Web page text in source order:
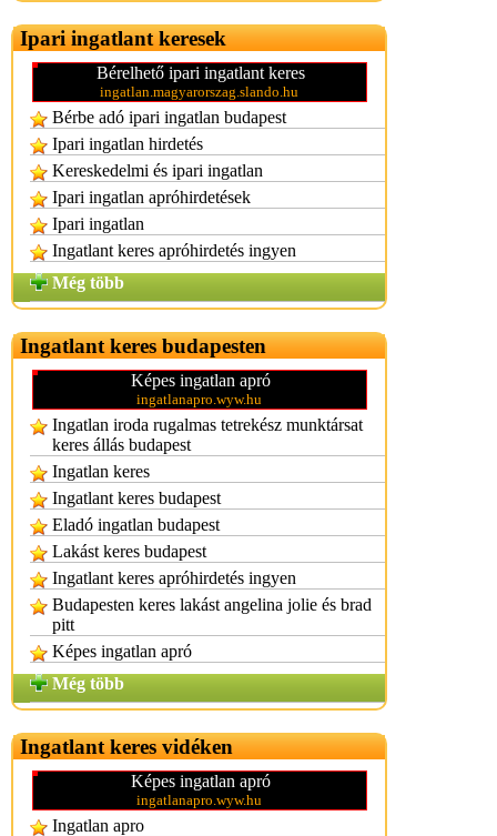
Ipari ingatlant keresek
Bérelhető ipari ingatlant keres
ingatlan.magyarorszag.slando.hu
Bérbe adó ipari ingatlan budapest
Ipari ingatlan hirdetés
Kereskedelmi és ipari ingatlan
Ipari ingatlan apróhirdetések
Ipari ingatlan
Ingatlant keres apróhirdetés ingyen
Még több
Ingatlant keres budapesten
Képes ingatlan apró
ingatlanapro.wyw.hu
Ingatlan iroda rugalmas tetrekész munktársat
keres állás budapest
Ingatlan keres
Ingatlant keres budapest
Eladó ingatlan budapest
Lakást keres budapest
Ingatlant keres apróhirdetés ingyen
Budapesten keres lakást angelina jolie és brad
pitt
Képes ingatlan apró
Még több
Ingatlant keres vidéken
Képes ingatlan apró
ingatlanapro.wyw.hu
Ingatlan apro